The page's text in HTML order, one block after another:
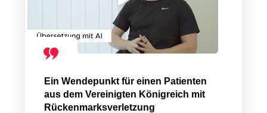
Ein Wendepunkt für einen Patienten
aus dem Vereinigten Königreich mit
Rückenmarksverletzung